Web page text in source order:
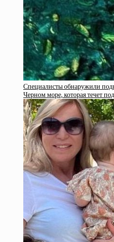
Специалисты обнаружили
Черном море, которая течет